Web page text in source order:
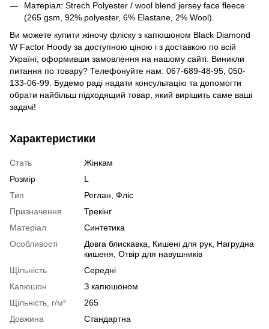
Матеріал: Strech Polyester / wool blend jersey face fleece
(265 gsm, 92% polyester, 6% Elastane, 2% Wool).
Ви можете купити жіночу фліску з капюшоном Black Diamond
W Factor Hoody за доступною ціною і з доставкою по всій
Україні, оформивши замовлення на нашому сайті. Виникли
питання по товару? Телефонуйте нам: 067-689-48-95, 050-
133-06-99. Будемо раді надати консультацію та допомогти
обрати найбільш підходящий товар, який вирішить саме ваші
задачі!
Характеристики
Стать
Жінкам
Розмір
L
Тип
Реглан, Фліс
Призначення
Трекінг
Матеріал
Синтетика
Особливості
Довга блискавка, Кишені для рук, Нагрудна
кишеня, Отвір для навушників
Щільність
Середні
Капюшон
З капюшоном
Щільність, г/м²
265
Довжина
Стандартна